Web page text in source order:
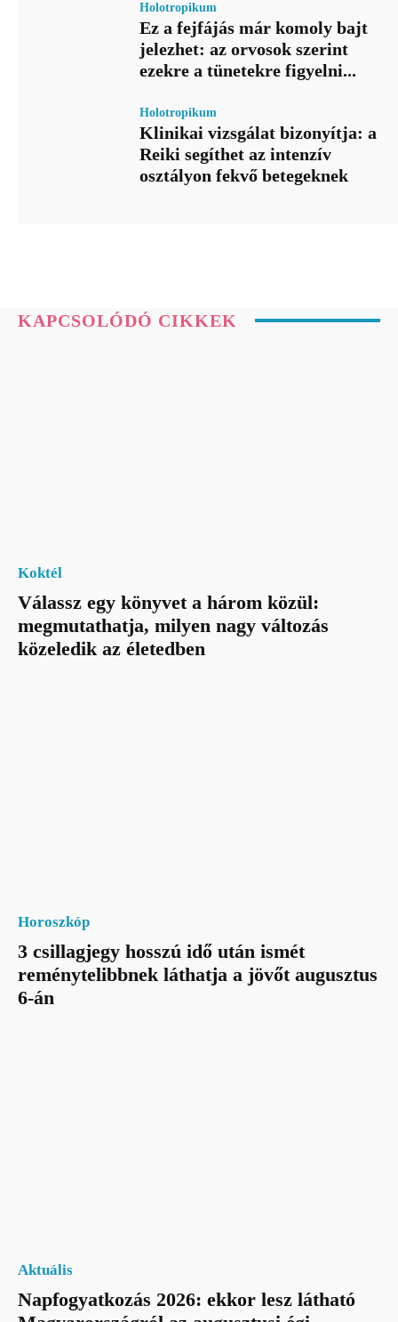
Holotropikum
Ez a fejfájás már komoly bajt
jelezhet: az orvosok szerint
ezekre a tünetekre figyelni...
Holotropikum
Klinikai vizsgálat bizonyítja: a
Reiki segíthet az intenzív
osztályon fekvő betegeknek
KAPCSOLÓDÓ CIKKEK
Koktél
Válassz egy könyvet a három közül:
megmutathatja, milyen nagy változás
közeledik az életedben
Horoszkóp
3 csillagjegy hosszú idő után ismét
reménytelibbnek láthatja a jövőt augusztus
6-án
Aktuális
Napfogyatkozás 2026: ekkor lesz látható